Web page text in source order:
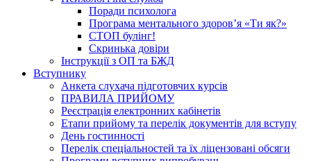
Поради психолога
Програма ментального здоров’я «Ти як?»
СТОП булінг!
Скринька довіри
Інструкції з ОП та БЖД
Вступнику
Анкета слухача підготовчих курсів
ПРАВИЛА ПРИЙОМУ
Реєстрація електронних кабінетів
Етапи прийому та перелік документів для вступу
День гостинності
Перелік спеціальностей та їх ліцензовані обсяги